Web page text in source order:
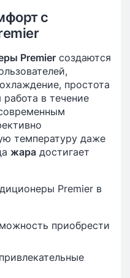
с
Premier создаются
простота
в течение
температуру даже
жара достигает
Premier в
приобрести